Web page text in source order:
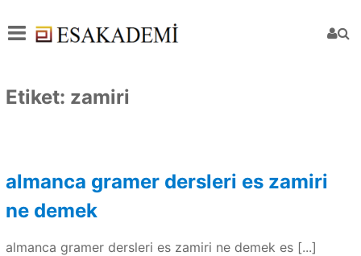
Etiket: zamiri
almanca gramer dersleri es zamiri
ne demek
almanca gramer dersleri es zamiri ne demek es [...]